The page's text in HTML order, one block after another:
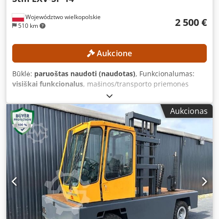
Województwo wielkopolskie
510 km
2 500 €
Aukcione
Būklė: paruoštas naudoti (naudotas), Funkcionalumas:
visiškai funkcionalus, mašinos/transporto priemonės
, Gamybos metai:
valandos:2 044 h, keliamoji galia:1 400 kg, kėlimo aukštis:
4 802 mm , laisvas kėlimas:1 545 mm, kuro tipas:
elektrinis, stiebo tipas:triplex, Nėra minimalios kainos –
garantuotas pardavimas už aukščiausią pasiūlymą!
TECHNINĖS SPECIFIKACIJOS Krovumo talpa: 1400 kg
Pakėlimo aukštis: 4802 mm Laisvas pakėlimo aukštis: 1545
mm ĮRANGO SPECIFIKACIJOS Stiebo tipas: triplex
Dodpfozrgbcsx Abljkr Variklio tipas: elektrinis Baterijos
įtampa: 24 V Bendras aukštis: 2065 mm Išorinė nuoroda:
SL10235SP
Aukcionas